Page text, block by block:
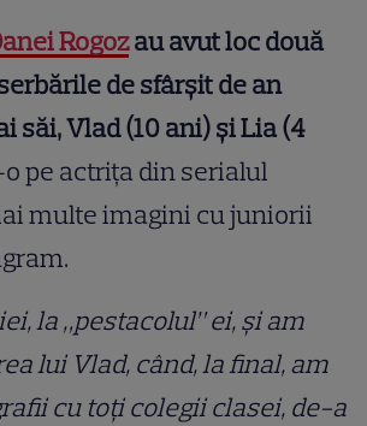
Rogozau avut loc două
de sfârșit de an
săi, Vlad (10 ani) și Lia (4
pe actrița din serialul
multe imagini cu juniorii
la „pestacolul” ei, și am
lui Vlad, când, la final, am
cu toți colegii clasei, de-a